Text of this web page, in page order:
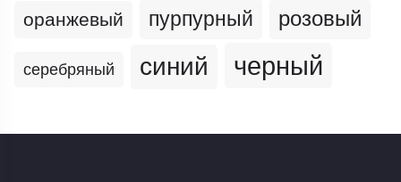
оранжевый пурпурный розовый
серебряный синий черный